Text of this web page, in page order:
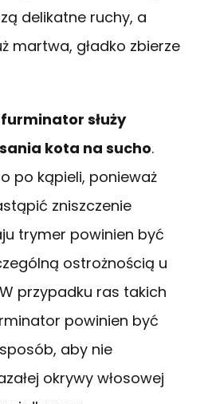
delikatne ruchy, a
martwa, gładko zbierze
furminator służy
kota na sucho.
po kąpieli, ponieważ
zniszczenie
trymer powinien być
ostrożnością u
przypadku ras takich
powinien być
aby nie
okrywy włosowej